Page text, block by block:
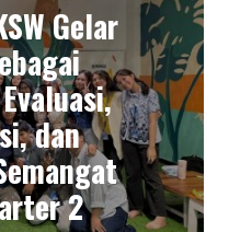
Gelar
dan
2